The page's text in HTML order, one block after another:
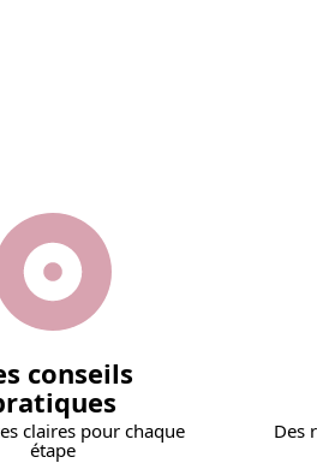
conseils
claires pour chaque
étape
Des